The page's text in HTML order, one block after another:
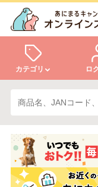
カテゴリ
犬
小動物・鳥
ロ
ログイン
会員登録
あにまるキャンパ